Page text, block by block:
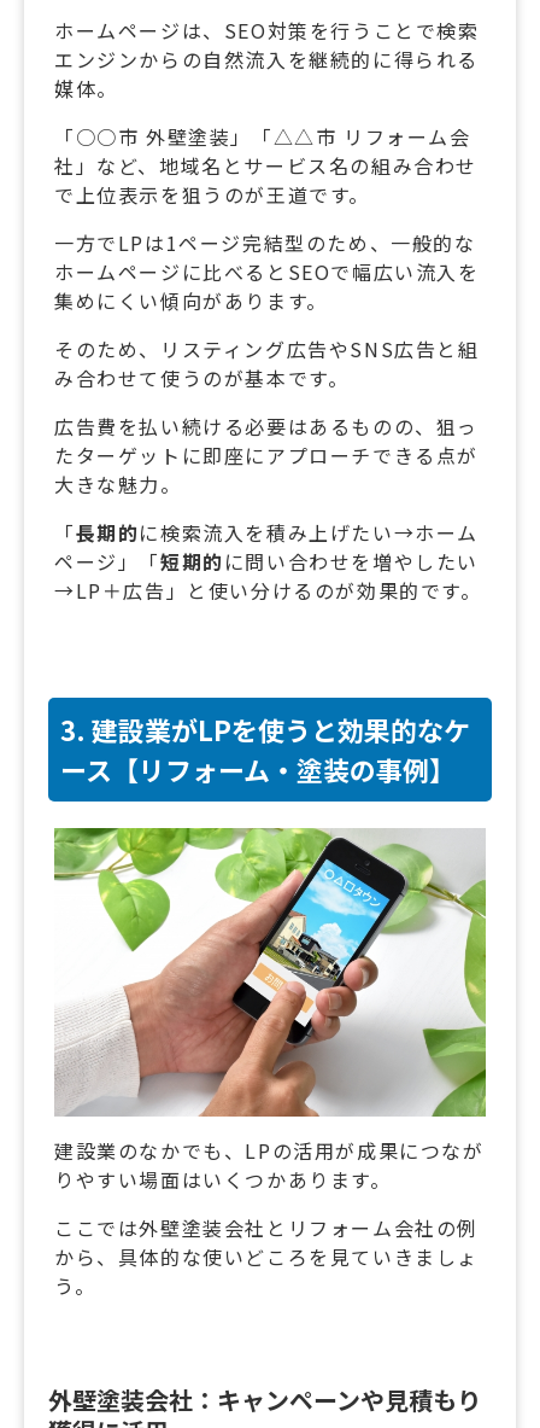
ホームページは、SEO対策を行うことで検索
エンジンからの自然流入を継続的に得られる
媒体。
「○○市 外壁塗装」「△△市 リフォーム会
社」など、地域名とサービス名の組み合わせ
で上位表示を狙うのが王道です。
一方でLPは1ページ完結型のため、一般的な
ホームページに比べるとSEOで幅広い流入を
集めにくい傾向があります。
そのため、リスティング広告やSNS広告と組
み合わせて使うのが基本です。
広告費を払い続ける必要はあるものの、狙っ
たターゲットに即座にアプローチできる点が
大きな魅力。
「長期的に検索流入を積み上げたい→ホーム
ページ」「短期的 に問い合わせを増やしたい
→LP＋広告」と使い分けるのが効果的です。
3. 建設業がLPを使うと効果的なケ
ース【リフォーム・塗装の事例】
建設業のなかでも、LPの活用が成果につなが
りやすい場面はいくつかあります。
ここでは外壁塗装会社とリフォーム会社の例
から、具体的な使いどころを見ていきましょ
う。
外壁塗装会社：キャンペーンや見積もり